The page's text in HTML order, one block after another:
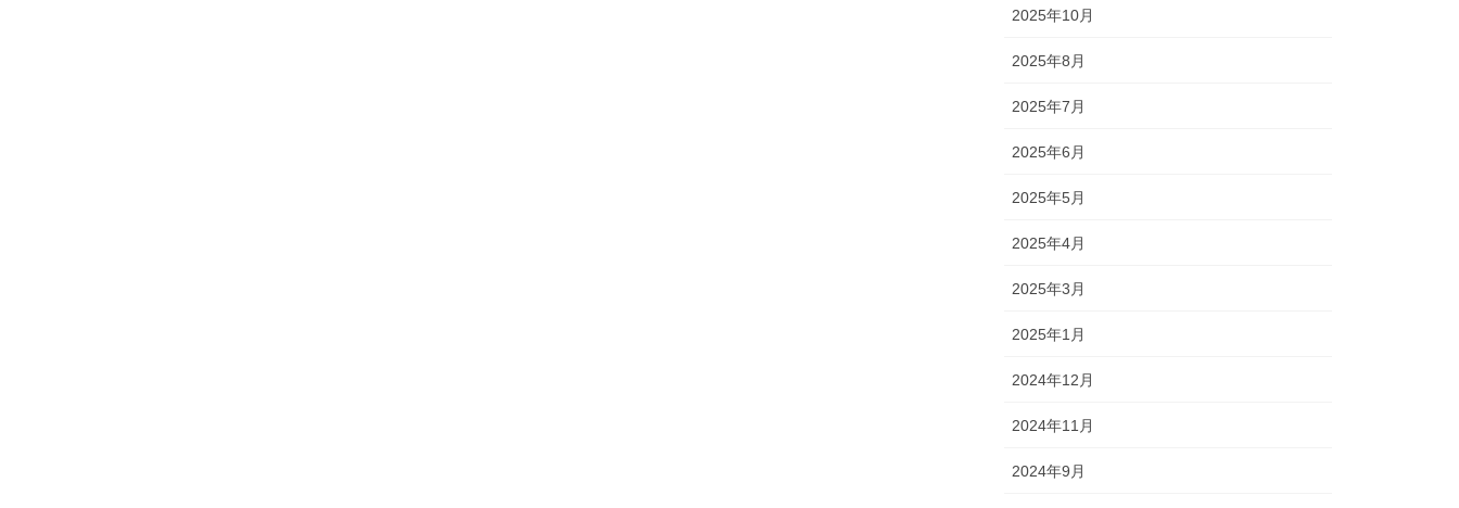
2025年10月
2025年8月
2025年7月
2025年6月
2025年5月
2025年4月
2025年3月
2025年1月
2024年12月
2024年11月
2024年9月